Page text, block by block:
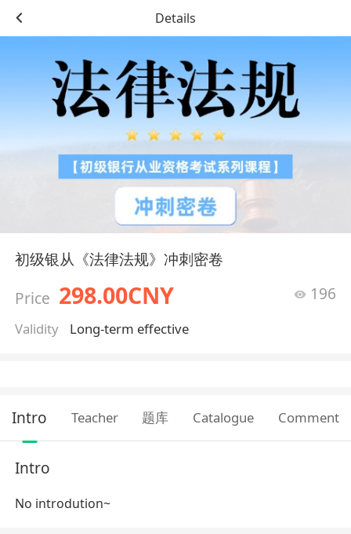
Details
初级银从《法律法规》冲刺密卷
Price 298.00CNY
Validity Long-term effective
196
Intro Teacher 题库 Catalogue Comment
Intro
No introdution~